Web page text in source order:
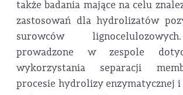
także badania mające na celu
zastosowań dla hydrolizatów
surowców
prowadzone w zespole
wykorzystania separacji
procesie hydrolizy enzymatycznej